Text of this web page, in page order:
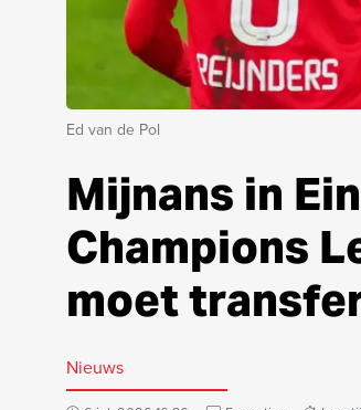
Ed van de Pol
Mijnans in
Champions
moet
Nieuws